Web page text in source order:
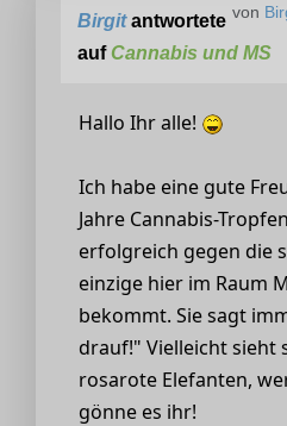
von
Birgitantwortete
aufCannabis und MS
Hallo Ihr alle!
Ich habe eine gute
Jahre Cannabis-
erfolgreich gegen die
einzige hier im Raum
bekommt. Sie sagt
drauf!" Vielleicht sieht
rosarote Elefanten,
gönne es ihr!